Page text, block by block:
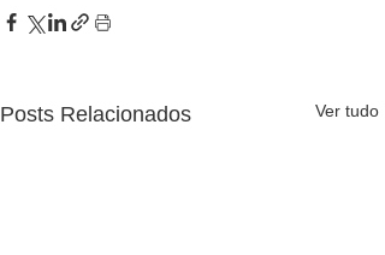
Posts Relacionados Ver tudo